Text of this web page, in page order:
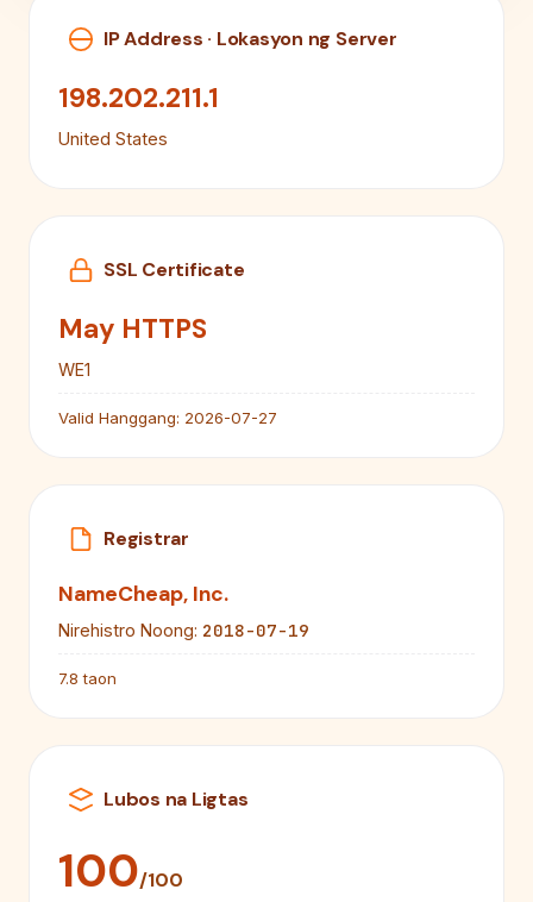
IP Address · Lokasyon ng Server
198.202.211.1
United States
SSL Certificate
May HTTPS
WE1
Valid Hanggang: 2026-07-27
Registrar
NameCheap, Inc.
Nirehistro Noong: 2018-07-19
7.8 taon
Lubos na Ligtas
100/100